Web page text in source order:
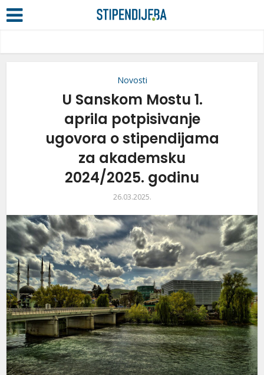
Novosti
U Sanskom Mostu 1.
aprila potpisivanje
ugovora o stipendijama
za akademsku
2024/2025. godinu
26.03.2025.